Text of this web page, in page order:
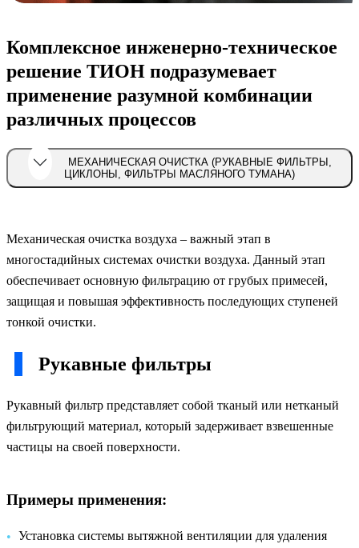
Комплексное инженерно-техническое
решение ТИОН подразумевает
применение разумной комбинации
различных процессов
ЦИКЛОНЫ, ФИЛЬТРЫ МАСЛЯНОГО ТУМАНА)
Механическая очистка воздуха – важный этап в
многостадийных системах очистки воздуха. Данный этап
обеспечивает основную фильтрацию от грубых примесей,
защищая и повышая эффективность последующих ступеней
тонкой очистки.
Рукавные фильтры
Рукавный фильтр представляет собой тканый или нетканый
фильтрующий материал, который задерживает взвешенные
частицы на своей поверхности.
Примеры применения:
Установка системы вытяжной вентиляции для удаления